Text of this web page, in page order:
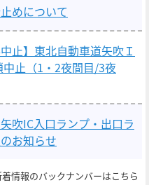
めについて
止】東北自動車道矢吹Ｉ
中止（1・2夜間目/3夜
吹IC入口ランプ・出口ラ
お知らせ
情報のバックナンバーはこちら